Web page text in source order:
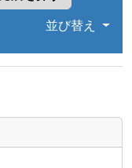
並び替え